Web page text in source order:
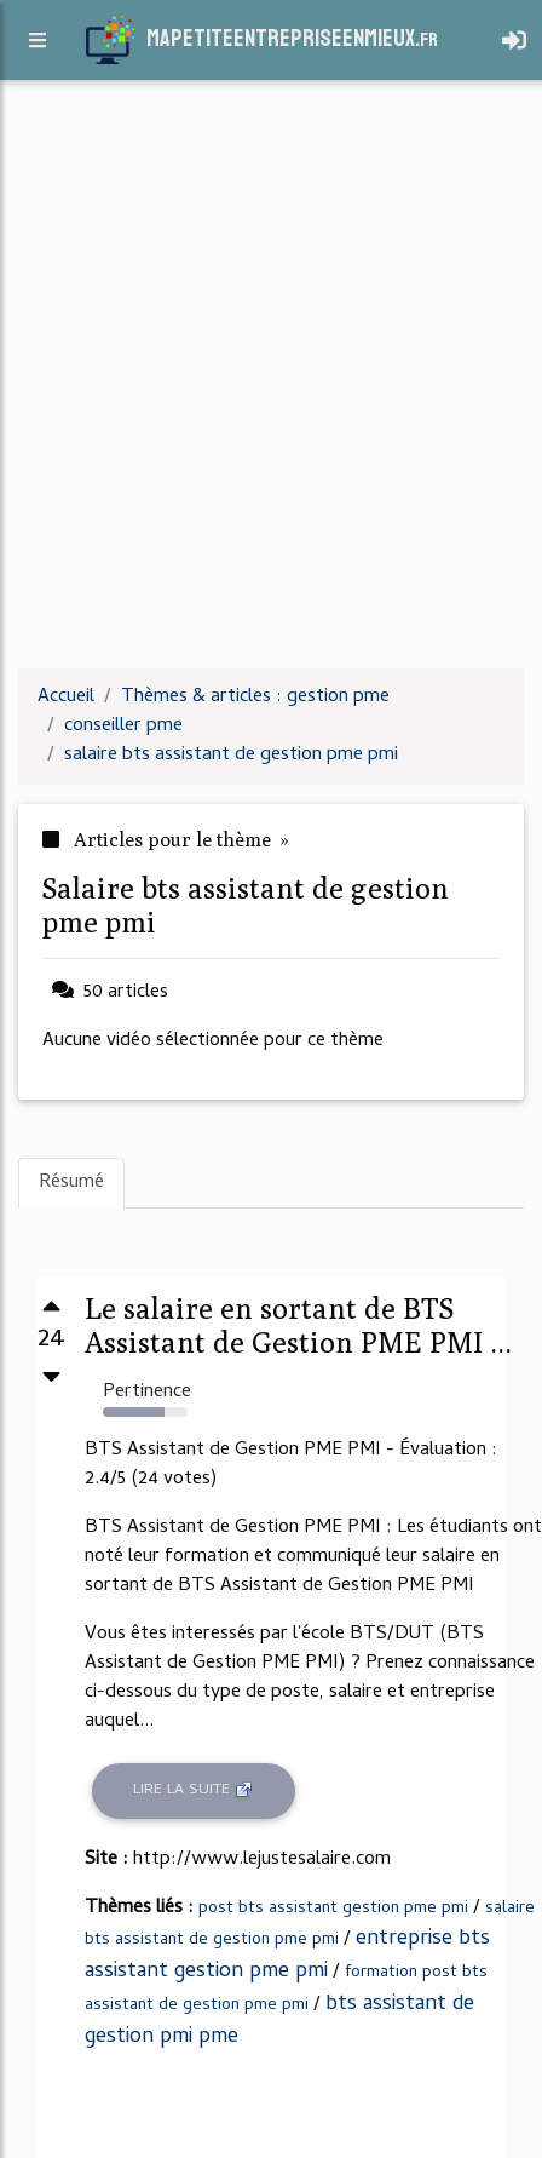
mapetiteentrepriseenmieux.fr
Accueil
Thèmes & articles : gestion pme
conseiller pme
salaire bts assistant de gestion pme pmi
Articles pour le thème »
salaire bts assistant de gestion
pme pmi
50 articles
Aucune vidéo sélectionnée pour ce thème
Résumé
24
Le salaire en sortant de BTS
Assistant de Gestion PME PMI ...
Pertinence
73%
BTS Assistant de Gestion PME PMI - Évaluation :
2.4/5 (24 votes)
BTS Assistant de Gestion PME PMI : Les étudiants ont
noté leur formation et communiqué leur salaire en
sortant de BTS Assistant de Gestion PME PMI
Vous êtes interessés par l'école BTS/DUT (BTS
Assistant de Gestion PME PMI) ? Prenez connaissance
ci-dessous du type de poste, salaire et entreprise
auquel...
LIRE LA SUITE
Site :http://www.lejustesalaire.com
Thèmes liés : post bts assistant gestion pme pmi /salaire
bts assistant de gestion pme pmi /entreprise bts
assistant gestion pme pmi/formation post bts
assistant de gestion pme pmi /bts assistant de
gestion pmi pme